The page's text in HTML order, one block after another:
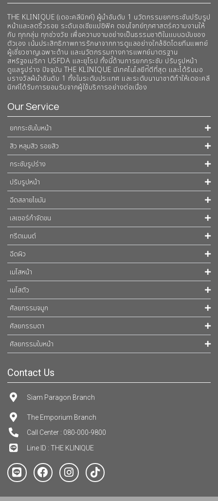
THE KLINIQUE (เดอะคลีนิกค์) ผู้นำอันดับ 1 นวัตกรรมยกกระชับปรับรูป
หน้าและลดริ้วรอย ระดับเอเชียแปซิฟิค ตอบโจทย์ทุกศาสตร์ความงามให้
กับ ทุกกลุ่ม ทุกช่วงวัย เพื่อความงามอย่างเป็นธรรมชาติในแบบฉบับของ
ตัวเอง เน้นประสิทธิภาพการรักษาจากการดูแลอย่างใกล้ชิดโดยทีมแพทย์
ผู้เชี่ยวชาญเฉพาะด้าน และนวัตกรรมทางการแพทย์มาตรฐาน
สหรัฐอเมริกา USFDA และยุโรป ทั้งนี้ด้านการยกกระชับ ปรับรูปหน้า
ดูแลรูปร่าง ปัจจุบัน THE KLINIQUE มีเทคโนโลยีท่ีดีที่สุด และได้รับมอ
บรางวัลผ้นำอันดับ 1 ทั้งในระดับประเทศ และระดับนานาชาติทําให้เดอะคลี
นิกค์ได้รับการยอมรับจากผู้ใช้บริการอย่างต่อเนื่อง
Our Service
ยกกระชับใบหน้า
สิว หลุมสิว รอยสิว
กระชับรูปร่าง
ปรับรูปหน้า
ฉีดสลายไขมัน
เลเซอร์กำจัดขน
ทรีตเมนต์
ฉีดผิว
เมโสหน้า
เมโสตัว
ศัลยกรรมจมูก
ศัลยกรรมตา
ศัลยกรรมใบหน้า
Contact Us
Siam Paragon Branch
The Emporium Branch
Call Center : 080-000-9800
Line ID : THE KLINIQUE